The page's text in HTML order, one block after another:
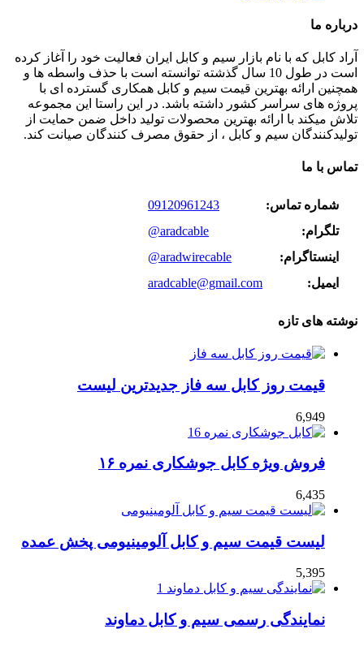
درباره ما
آراد کابل که با نام بازار سیم و کابل ایران فعالیت خود را آغاز کرده
است در طول 10 سال گذشته توانسته است با حذف واسطه ها و
همچنین ارائه بهترین قیمت سیم و کابل همکاری گسترده ای با
پروژه های سراسر کشور داشته باشد. در این راستا این مجموعه
تلاش میکند با ارائه بهترین محصولات تولید داخل ضمن حمایت از
تولیدکنندگان سیم و کابل ، از حقوق مصرف کنندگان صیانت کند.
تماس با ما
شماره تماس:
09120961243
تلگرام:
@aradcable
اینستاگرام:
@aradwirecable
ایمیل:
aradcable@gmail.com
نوشته های تازه
قیمت روز کابل سه فاز جدیدترین لیست
6,949
فروش ویژه کابل جوشکاری نمره ۱۶
6,435
لیست قیمت سیم و کابل آلومینیومی پخش عمده
5,395
نمایندگی رسمی سیم و کابل دماوند